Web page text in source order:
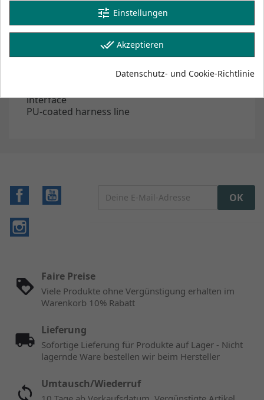
and features an easy pull-strap adjustment for
reach and varied pigtail or webbing spread
dimensions.
Features
Webbing pull tab adjustment
interface
PU-coated harness line
Facebook
Faire Preise
Viele Produkte ohne Vergünstigung erhalten im
Warenkorb 10% Rabatt
Lieferung
Sofortige Lieferung für Produkte auf Lager - Nicht
lagernde Ware bestellen wir beim Hersteller
Umtausch/Wiederruf
tune Einstellungen
done_all Akzeptieren
Datenschutz- und Cookie-Richtlinie